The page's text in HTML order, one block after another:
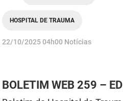
HOSPITAL DE TRAUMA
publicado
22/10/202504h00 Notícias
BOLETIM WEB 259 –